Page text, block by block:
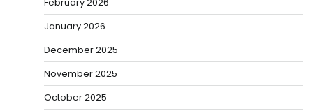
January 2026
December 2025
November 2025
October 2025